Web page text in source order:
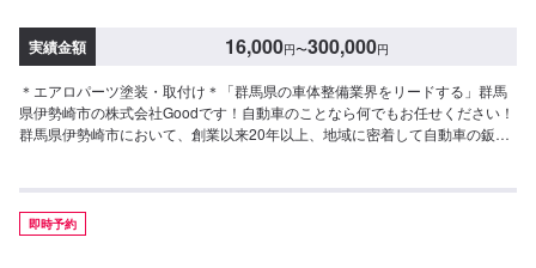
実績金額 16,000円〜300,000円
＊エアロパーツ塗装・取付け＊「群馬県の車体整備業界をリードする」群馬
県伊勢崎市の株式会社Goodです！自動車のことなら何でもお任せください！
群馬県伊勢崎市において、創業以来20年以上、地域に密着して自動車の鈑金
ち込み＊新品・中古パーツの持ち込み可！オファーの際、使用されるパーツ
のお写真や詳細などをお送りください。＊代車について＊無料の代車をご用
意しています。必要の際は代車をご利用ください。※代車の燃料は満タンにな
即時予約